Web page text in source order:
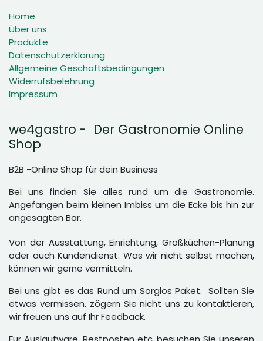
Home
Über uns
Produkte
Datenschutzerklärung
Allgemeine Geschäftsbedingungen
Widerrufsbelehrung
Impressum
we4gastro - Der Gastronomie Online
Shop
B2B -Online Shop für dein Business
Bei uns finden Sie alles rund um die Gastronomie.
Angefangen beim kleinen Imbiss um die Ecke bis hin zur
angesagten Bar.
Von der Ausstattung, Einrichtung, Großküchen-Planung
oder auch Kundendienst. Was wir nicht selbst machen,
können wir gerne vermitteln.
Bei uns gibt es das Rund um Sorglos Paket. Sollten Sie
etwas vermissen, zögern Sie nicht uns zu kontaktieren,
wir freuen uns auf Ihr Feedback.